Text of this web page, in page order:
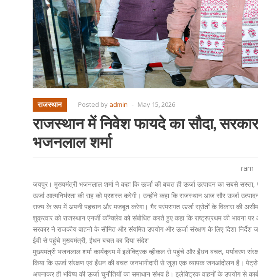
राजस्थान Posted by admin - May 15, 2026
राजस्थान में निवेश फायदे का सौदा,
भजनलाल शर्मा
ram
जयपुर। मुख्यमंत्री भजनलाल शर्मा ने कहा कि ऊर्जा की बचत ही ऊर्जा उत्पादन का सबसे
ऊर्जा आत्मनिर्भरता की राह को प्रशस्त करेगी। उन्होंने कहा कि राजस्थान आज सौर ऊर्जा
राज्य के रूप में अपनी पहचान और मजबूत करेगा। गैर परंपरागत ऊर्जा स्रोतों के विकास की
शुक्रवार को राजस्थान एनर्जी काॅन्क्लेव को संबोधित करते हुए कहा कि राष्ट्रप्रथम की भावना
सरकार ने राजकीय वाहनो के सीमित और संयमित उपयोग और ऊर्जा संरक्षण के लिए दिशा-निर्देश
ईवी से पहुंचे मुख्यमंत्री, ईंधन बचत का दिया संदेश
मुख्यमंत्री भजनलाल शर्मा कार्यक्रम में इलेक्ट्रिक व्हीकल से पहुंचे और ईंधन बचत, पर्यावरण
किया कि ऊर्जा संरक्षण एवं ईंधन की बचत जनभागीदारी से जुड़ा एक व्यापक जनआंदोलन है।
अपनाकर ही भविष्य की ऊर्जा चुनौतियों का समाधान संभव है। इलेक्ट्रिक वाहनों के उपयोग से